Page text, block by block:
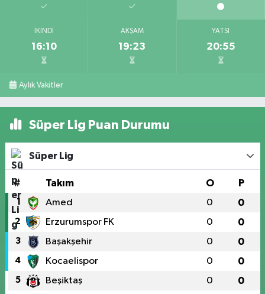
İKINDI
16:10
AKŞAM
19:23
YATSI
20:55
Aylık Vakitler
Süper Lig Puan Durumu
Süper Lig
# Takım O P
1 Amed 0 0
2 Erzurumspor FK 0 0
3 Başakşehir 0 0
4 Kocaelispor 0 0
5 Beşiktaş 0 0